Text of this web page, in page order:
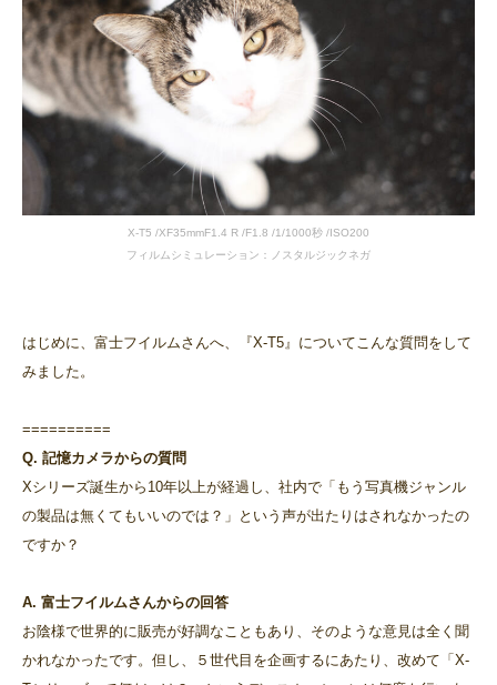
X-T5 /XF35mmF1.4 R /F1.8 /1/1000秒 /ISO200
フィルムシミュレーション：ノスタルジックネガ
はじめに、富士フイルムさんへ、『X-T5』についてこんな質問をして
みました。
==========
Q. 記憶カメラからの質問
Xシリーズ誕生から10年以上が経過し、社内で「もう写真機ジャンル
の製品は無くてもいいのでは？」という声が出たりはされなかったの
ですか？
A. 富士フイルムさんからの回答
お陰様で世界的に販売が好調なこともあり、そのような意見は全く聞
かれなかったです。但し、５世代目を企画するにあたり、改めて「X-